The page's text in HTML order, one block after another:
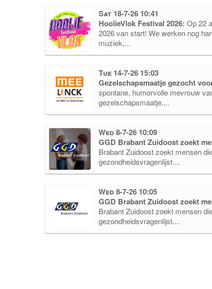
Sat 18-7-26 10:41
HoolieVlok Festival 2026: Op 22
2026 van start! We werken nog
muziek,...
Tue 14-7-26 15:03
Gezelschapsmaatje gezocht
spontane, humorvolle mevrouw
gezelschapsmaatje....
Wed 8-7-26 10:09
GGD Brabant Zuidoost zoekt
Brabant Zuidoost zoekt mensen
gezondheidsvragenlijst....
Wed 8-7-26 10:05
GGD Brabant Zuidoost zoekt
Brabant Zuidoost zoekt mensen
gezondheidsvragenlijst....